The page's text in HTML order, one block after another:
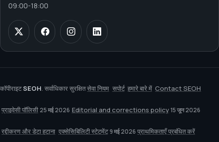
09:00-18:00
कॉपीराइटSEOH . सर्वाधिकार सुरक्षितसेवा नियम सपोर्ट हमारे बारे में Contact SEOH
प्राइवेसी पॉलिसी 25 मई 2026 Editorial and corrections policy 15 जून 2026
रद्दीकरण और डेटा हटाना एक्सेसिबिलिटी स्टेटमेंट 9 मई 2026 प्राथमिकताएँ प्रबंधित करें